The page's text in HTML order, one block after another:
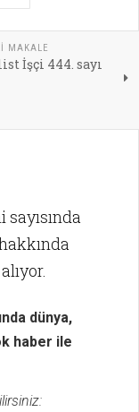
MAKALE
İşçi 444. sayı
dünya,
haber ile